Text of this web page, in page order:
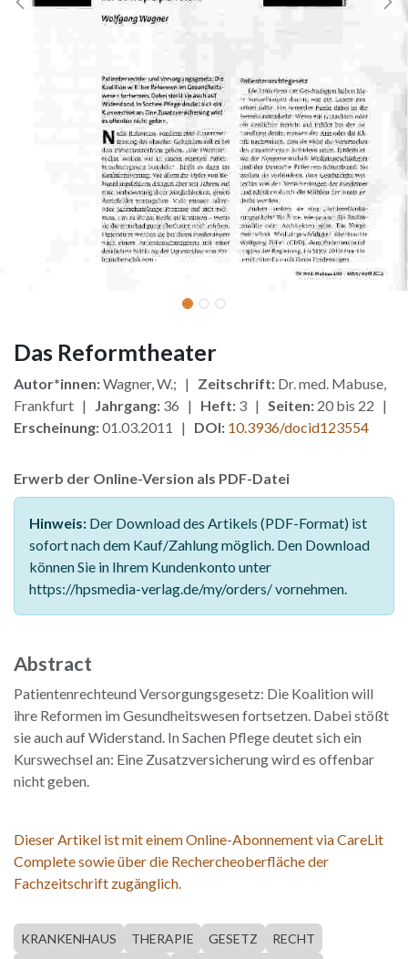
Das Reformtheater
Autor*innen:Wagner, W.; | Zeitschrift: Dr. med. Mabuse,
Frankfurt | Jahrgang: 36 | Heft: 3 | Seiten: 20 bis 22 |
Erscheinung:01.03.2011 | DOI: 10.3936/docid123554
Erwerb der Online-Version als PDF-Datei
Hinweis: Der Download des Artikels (PDF-Format) ist
sofort nach dem Kauf/Zahlung möglich. Den Download
können Sie in Ihrem Kundenkonto unter
https://hpsmedia-verlag.de/my/orders/ vornehmen.
Abstract
Patientenrechteund Versorgungsgesetz: Die Koalition will
ihre Reformen im Gesundheitswesen fortsetzen. Dabei stößt
sie auch auf Widerstand. In Sachen Pflege deutet sich ein
Kurswechsel an: Eine Zusatzversicherung wird es offenbar
nicht geben.
Dieser Artikel ist mit einem Online-Abonnement via CareLit
Complete sowie über die Rechercheoberfläche der
Fachzeitschrift zugänglich.
KRANKENHAUS THERAPIE GESETZ
RECHT